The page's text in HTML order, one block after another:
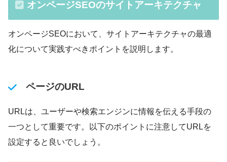
オンページSEOのサイトアーキテクチャ
オンページSEOにおいて、サイトアーキテクチャの最適
化について実践すべきポイントを説明します。
ページのURL
URLは、ユーザーや検索エンジンに情報を伝える手段の
一つとして重要です。以下のポイントに注意してURLを
設定すると良いでしょう。